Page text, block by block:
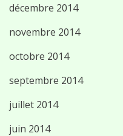
décembre 2014
novembre 2014
octobre 2014
septembre 2014
juillet 2014
juin 2014